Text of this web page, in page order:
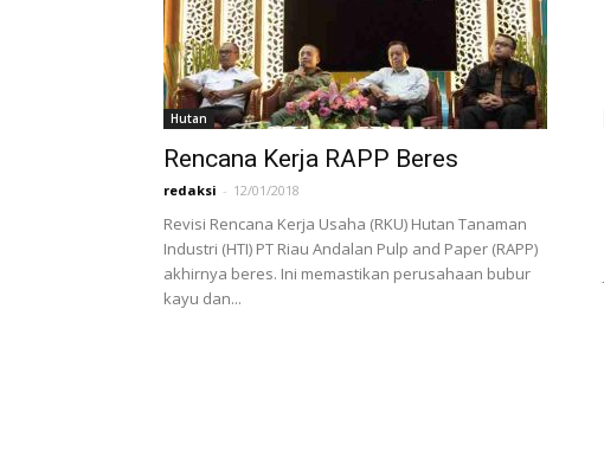
Hutan
Rencana Kerja RAPP Beres
redaksi - 12/01/2018
Revisi Rencana Kerja Usaha (RKU) Hutan Tanaman
Industri (HTI) PT Riau Andalan Pulp and Paper (RAPP)
akhirnya beres. Ini memastikan perusahaan bubur
kayu dan...